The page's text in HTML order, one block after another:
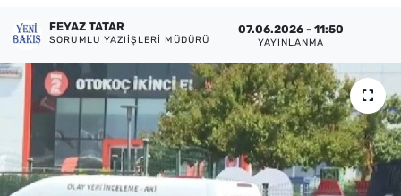
FEYAZ TATAR
SORUMLU YAZIIŞLERI MÜDÜRÜ
07.06.2026 - 11:50
YAYINLANMA